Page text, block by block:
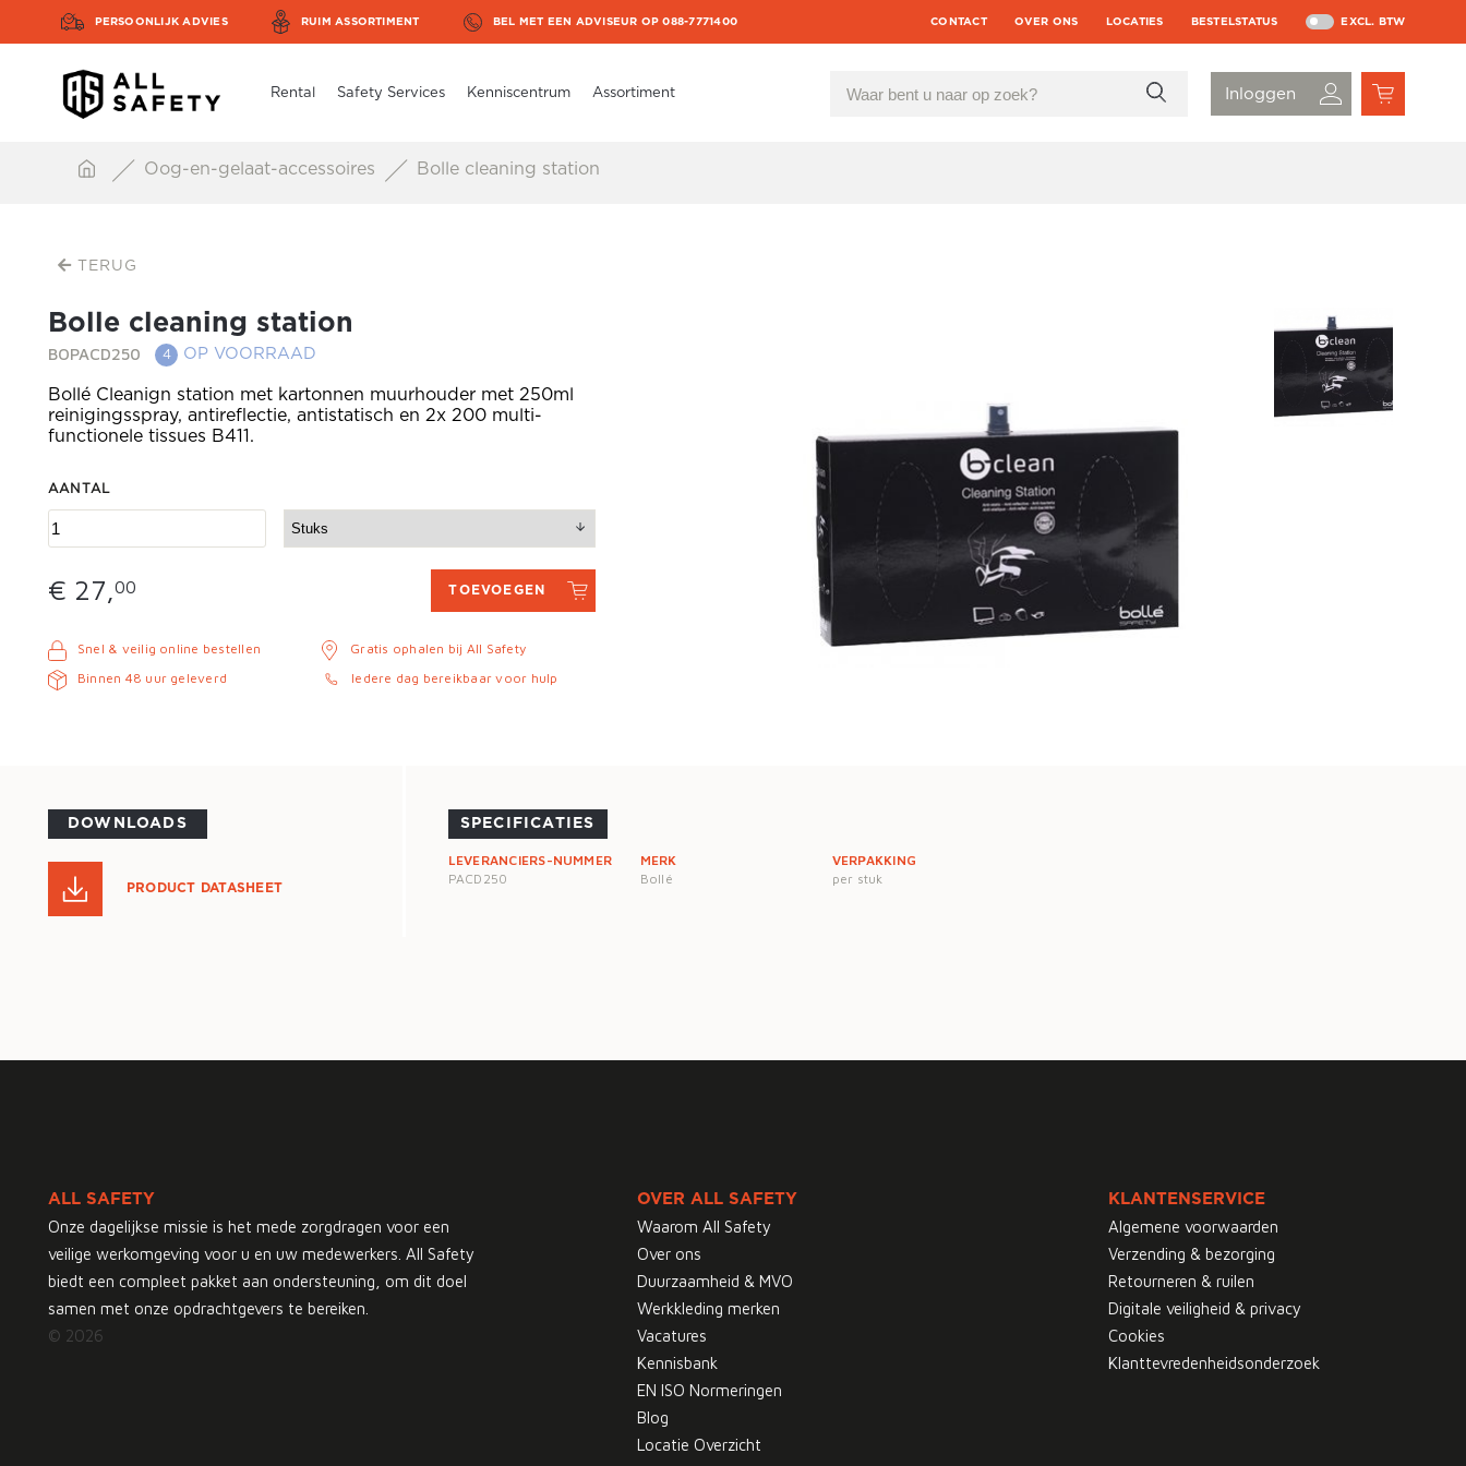
PERSOONLIJK ADVIES RUIM ASSORTIMENT BEL MET EEN ADVISEUR OP 088-7771400 CONTACT OVER ONS LOCATIES BESTELSTATUS EXCL. BTW
Rental Safety Services Kenniscentrum Assortiment
Oog-en-gelaat-accessoires Bolle cleaning station
TERUG
Bolle cleaning station
BOPACD250 4 OP VOORRAAD
Bollé Cleanign station met kartonnen muurhouder met 250ml
reinigingsspray, antireflectie, antistatisch en 2x 200 multi-
functionele tissues B411.
AANTAL
€ 27,00 TOEVOEGEN
Snel & veilig online bestellen
Binnen 48 uur geleverd
Gratis ophalen bij All Safety
Iedere dag bereikbaar voor hulp
DOWNLOADS
PRODUCT DATASHEET
SPECIFICATIES
LEVERANCIERS-NUMMER
PACD250
MERK
Bollé
VERPAKKING
per stuk
ALL SAFETY
Onze dagelijkse missie is het mede zorgdragen voor een
veilige werkomgeving voor u en uw medewerkers. All Safety
biedt een compleet pakket aan ondersteuning, om dit doel
samen met onze opdrachtgevers te bereiken.
© 2026
OVER ALL SAFETY
Waarom All Safety
Over ons
Duurzaamheid & MVO
Werkkleding merken
Vacatures
Kennisbank
EN ISO Normeringen
Blog
Locatie Overzicht
KLANTENSERVICE
Algemene voorwaarden
Verzending & bezorging
Retourneren & ruilen
Digitale veiligheid & privacy
Cookies
Klanttevredenheidsonderzoek